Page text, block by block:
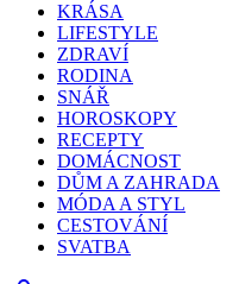
KRÁSA
LIFESTYLE
ZDRAVÍ
RODINA
SNÁŘ
HOROSKOPY
RECEPTY
DOMÁCNOST
DŮM A ZAHRADA
MÓDA A STYL
CESTOVÁNÍ
SVATBA